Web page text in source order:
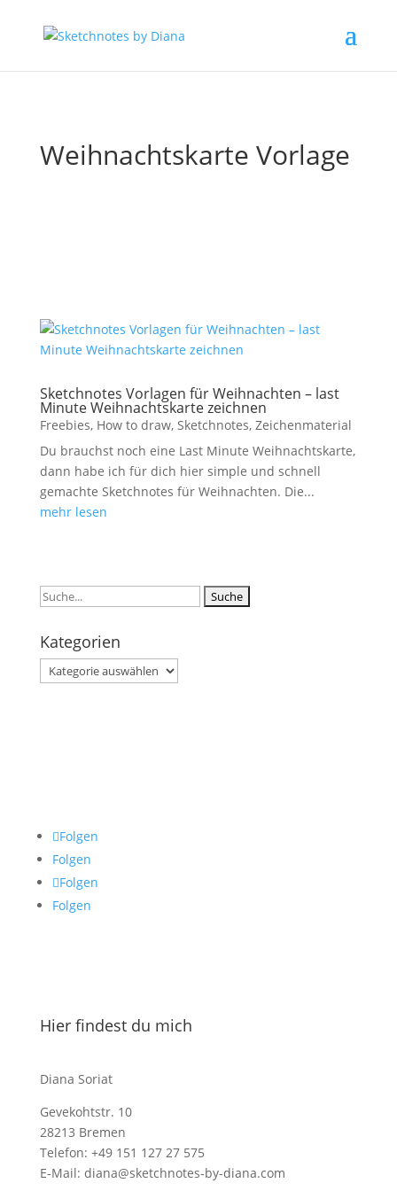
Weihnachtskarte Vorlage
Sketchnotes Vorlagen für Weihnachten – last
Minute Weihnachtskarte zeichnen
Freebies, How to draw, Sketchnotes, Zeichenmaterial
Du brauchst noch eine Last Minute Weihnachtskarte,
dann habe ich für dich hier simple und schnell
gemachte Sketchnotes für Weihnachten. Die...
mehr lesen
Suchen
Kategorien
Kategorien
Folgen
Folgen
Folgen
Folgen
Hier findest du mich
Diana Soriat
Gevekohtstr. 10
28213 Bremen
Telefon: +49 151 127 27 575
E-Mail: diana@sketchnotes-by-diana.com